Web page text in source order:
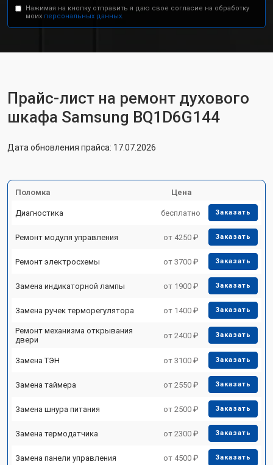
Нажимая на кнопку отправить я даю свое согласие на обработку
моих персональных данных.
Прайс-лист на ремонт духового
шкафа Samsung BQ1D6G144
Дата обновления прайса: 17.07.2026
Поломка Цена
Диагностика бесплатно Заказать
Ремонт модуля управления от 4250 ₽ Заказать
Ремонт электросхемы от 3700 ₽ Заказать
Замена индикаторной лампы от 1900 ₽ Заказать
Замена ручек терморегулятора от 1400 ₽ Заказать
Ремонт механизма открывания
двери
от 2400 ₽ Заказать
Замена ТЭН от 3100 ₽ Заказать
Замена таймера от 2550 ₽ Заказать
Замена шнура питания от 2500 ₽ Заказать
Замена термодатчика от 2300 ₽ Заказать
Замена панели управления от 4500 ₽ Заказать